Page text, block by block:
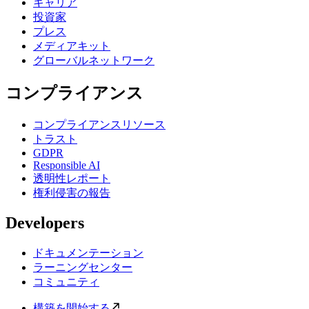
投資家
プレス
メディアキット
グローバルネットワーク
コンプライアンス
コンプライアンスリソース
トラスト
GDPR
Responsible AI
透明性レポート
権利侵害の報告
Developers
ドキュメンテーション
ラーニングセンター
コミュニティ